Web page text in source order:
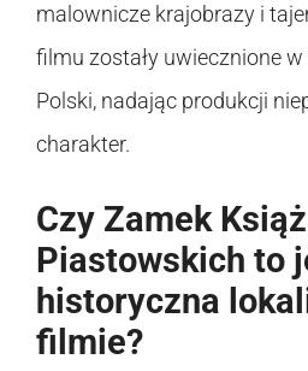
malownicze krajobrazy i
filmu zostały uwiecznione
Polski, nadając produkcji
charakter.
Czy Zamek
Piastowskich to
historyczna
filmie?